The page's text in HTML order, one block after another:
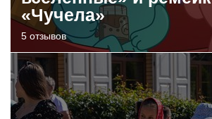
«Чучела»
5 отзывов